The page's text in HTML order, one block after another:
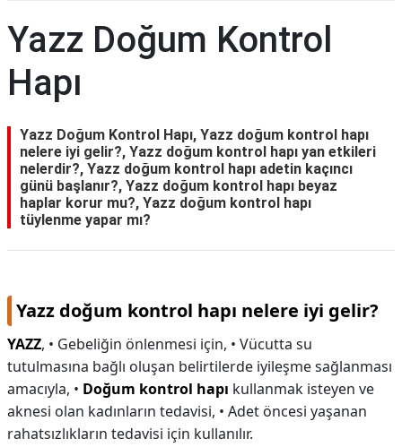
RÜYA
GEZİLECEK
BLOG
Yazz Doğum Kontrol
Hapı
Yazz Doğum Kontrol Hapı, Yazz doğum kontrol hapı
nelere iyi gelir?, Yazz doğum kontrol hapı yan etkileri
nelerdir?, Yazz doğum kontrol hapı adetin kaçıncı
günü başlanır?, Yazz doğum kontrol hapı beyaz
haplar korur mu?, Yazz doğum kontrol hapı
tüylenme yapar mı?
Yazz doğum kontrol hapı nelere iyi gelir?
YAZZ, • Gebeliğin önlenmesi için, • Vücutta su
tutulmasına bağlı oluşan belirtilerde iyileşme sağlanması
amacıyla, • Doğum kontrol hapı kullanmak isteyen ve
aknesi olan kadınların tedavisi, • Adet öncesi yaşanan
rahatsızlıkların tedavisi için kullanılır.